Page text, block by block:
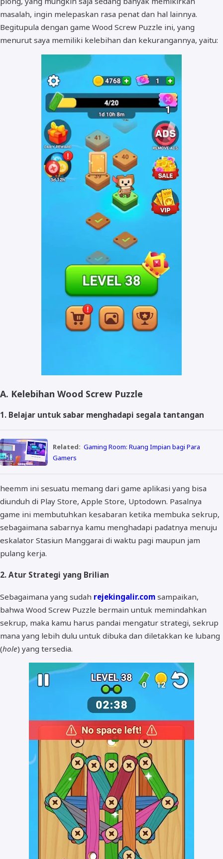
masalah, ingin melepaskan rasa penat dan hal lainnya.
Begitupula dengan game Wood Screw Puzzle ini, yang
menurut saya memiliki kelebihan dan kekurangannya, yaitu:
A. Kelebihan Wood Screw Puzzle
1. Belajar untuk sabar menghadapi segala tantangan
Related: Gaming Room: Ruang Impian bagi Para
Gamers
heemm ini sesuatu memang dari game aplikasi yang bisa
diunduh di Play Store, Apple Store, Uptodown. Pasalnya
game ini membutuhkan kesabaran ketika membuka sekrup,
sebagaimana sabarnya kamu menghadapi padatnya menuju
eskalator Stasiun Manggarai di waktu pagi maupun jam
pulang kerja.
2. Atur Strategi yang Brilian
Sebagaimana yang sudah rejekingalir.com sampaikan,
bahwa Wood Screw Puzzle bermain untuk memindahkan
sekrup, maka kamu harus pandai mengatur strategi, sekrup
mana yang lebih dulu untuk dibuka dan diletakkan ke lubang
(hole) yang tersedia.